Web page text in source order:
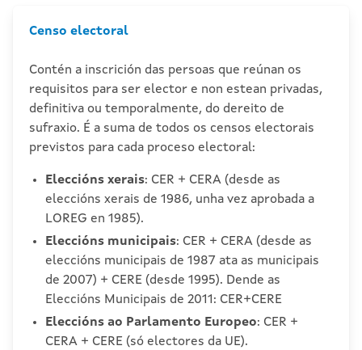
Censo electoral
Contén a inscrición das persoas que reúnan os
requisitos para ser elector e non estean privadas,
definitiva ou temporalmente, do dereito de
sufraxio. É a suma de todos os censos electorais
previstos para cada proceso electoral:
Eleccións xerais: CER + CERA (desde as
eleccións xerais de 1986, unha vez aprobada a
LOREG en 1985).
Eleccións municipais: CER + CERA (desde as
eleccións municipais de 1987 ata as municipais
de 2007) + CERE (desde 1995). Dende as
Eleccións Municipais de 2011: CER+CERE
Eleccións ao Parlamento Europeo: CER +
CERA + CERE (só electores da UE).